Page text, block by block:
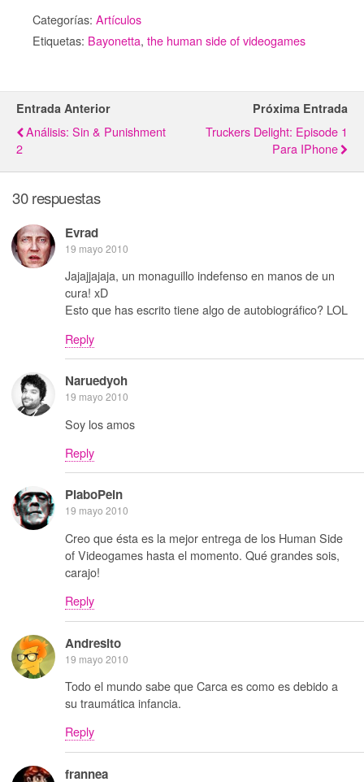
Categorías: Artículos
Etiquetas: Bayonetta, the human side of videogames
Entrada Anterior
Análisis: Sin & Punishment
2
Próxima Entrada
Truckers Delight: Episode 1
Para IPhone
30 respuestas
Evrad
19 mayo 2010
Jajajjajaja, un monaguillo indefenso en manos de un
cura! xD
Esto que has escrito tiene algo de autobiográfico? LOL
Reply
Naruedyoh
19 mayo 2010
Soy los amos
Reply
PlaboPein
19 mayo 2010
Creo que ésta es la mejor entrega de los Human Side
of Videogames hasta el momento. Qué grandes sois,
carajo!
Reply
Andresito
19 mayo 2010
Todo el mundo sabe que Carca es como es debido a
su traumática infancia.
Reply
frannea